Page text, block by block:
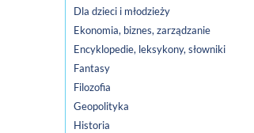
Dla dzieci i młodzieży
Ekonomia, biznes, zarządzanie
Encyklopedie, leksykony, słowniki
Fantasy
Filozofia
Geopolityka
Historia